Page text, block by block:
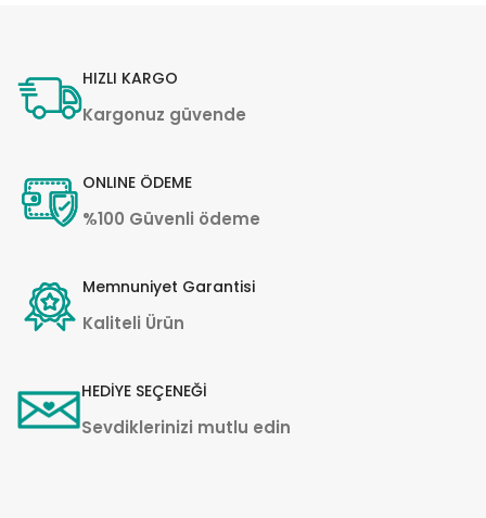
HIZLI KARGO
Kargonuz güvende
ONLINE ÖDEME
%100 Güvenli ödeme
Memnuniyet Garantisi
Kaliteli Ürün
HEDİYE SEÇENEĞİ
Sevdiklerinizi mutlu edin